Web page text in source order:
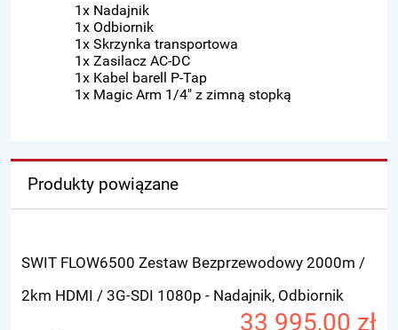
1x Nadajnik
1x Odbiornik
1x Skrzynka transportowa
1x Zasilacz AC-DC
1x Kabel barell P-Tap
1x Magic Arm 1/4" z zimną stopką
Produkty powiązane
SWIT FLOW6500 Zestaw Bezprzewodowy 2000m /
2km HDMI / 3G-SDI 1080p - Nadajnik, Odbiornik
33 995,00 zł